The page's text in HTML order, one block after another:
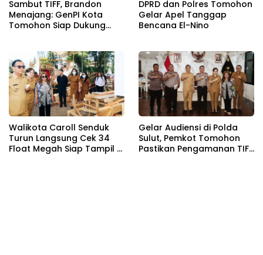
Sambut TIFF, Brandon
Menajang: ​GenPI Kota
Tomohon Siap Dukung
DPRD dan Polres Tomohon
Gelar Apel Tanggap
Bencana El-Nino
Walikota Caroll Senduk
Turun Langsung Cek 34
Float Megah Siap Tampil di
Gelar Audiensi di Polda
Sulut, Pemkot Tomohon
Pastikan Pengamanan TIFF